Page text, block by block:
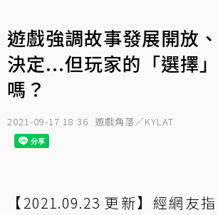
遊戲強調故事發展開放
決定...但玩家的「選擇
嗎？
2021-09-17 18:36 遊戲角落／KYLAT
【2021.09.23 更新】經網友